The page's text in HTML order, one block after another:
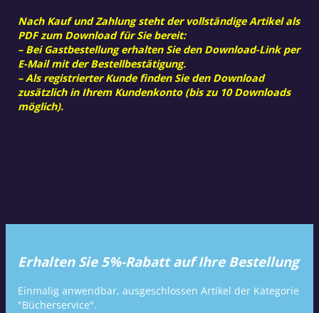
Nach Kauf und Zahlung steht der vollständige Artikel als
PDF zum Download für Sie bereit:
– Bei Gastbestellung erhalten Sie den Download-Link per
E-Mail mit der Bestellbestätigung.
– Als registrierter Kunde finden Sie den Download
zusätzlich in Ihrem Kundenkonto (bis zu 10 Downloads
möglich).
Erhalten Sie 5%-Rabatt auf Ihre Bestellung
Einmalig anwendbar, ausgeschlossen Artikel der Kategorie
"Bücherservice".